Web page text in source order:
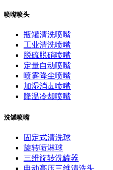
喷嘴喷头
瓶罐清洗喷嘴
工业清洗喷嘴
脱硫脱硝喷嘴
定量自动喷嘴
喷雾降尘喷嘴
加湿消毒喷嘴
降温冷却喷嘴
洗罐喷嘴
固定式清洗球
旋转喷淋球
三维旋转洗罐器
电动高压三维清洗头